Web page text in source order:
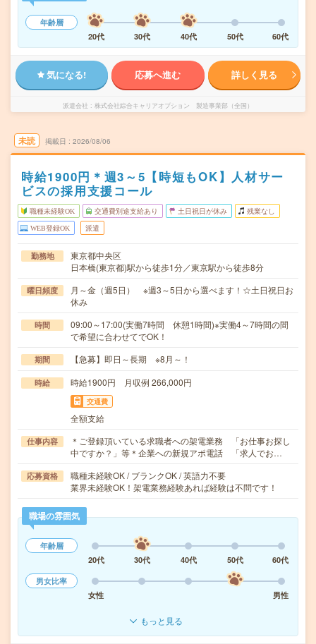
年齢層
20代
30代 40代 50代 60代
気になる! 応募へ進む 詳しく見る
派遣会社 株式会社綜合キャリアオプション 製造事業部（全国）
未読 掲載日 2026/08/06
時給1900円＊週3～5【時短もOK】人材サー
ビスの採用支援コール
職種未経験OK 交通費別途支給あり 土日祝日が休み 残業なし
WEB登録OK 派遣
勤務地
東京都中央区
日本橋(東京都)駅から徒歩1分／東京駅から徒歩8分
曜日頻度
月～金（週5日） ※週3～5日から選べます！☆土日祝日お
休み
時間
09:00～17:00(実働7時間 休憩1時間)※実働4～7時間の間
で希望に合わせてでOK！
期間 【急募】即日～長期 ※8月～！
時給 時給1900円 月収例 266,000円
交通費
全額支給
仕事内容
＊ご登録頂いている求職者への架電業務 「お仕事お探し
中ですか？」等＊企業への新規アポ電話 「求人でお…
応募資格
職種未経験OK / ブランクOK / 英語力不要
業界未経験OK！架電業務経験あれば経験は不問です！
職場の雰囲気
年齢層
20代
30代 40代 50代
60代
男女比率
女性
男性
もっと見る